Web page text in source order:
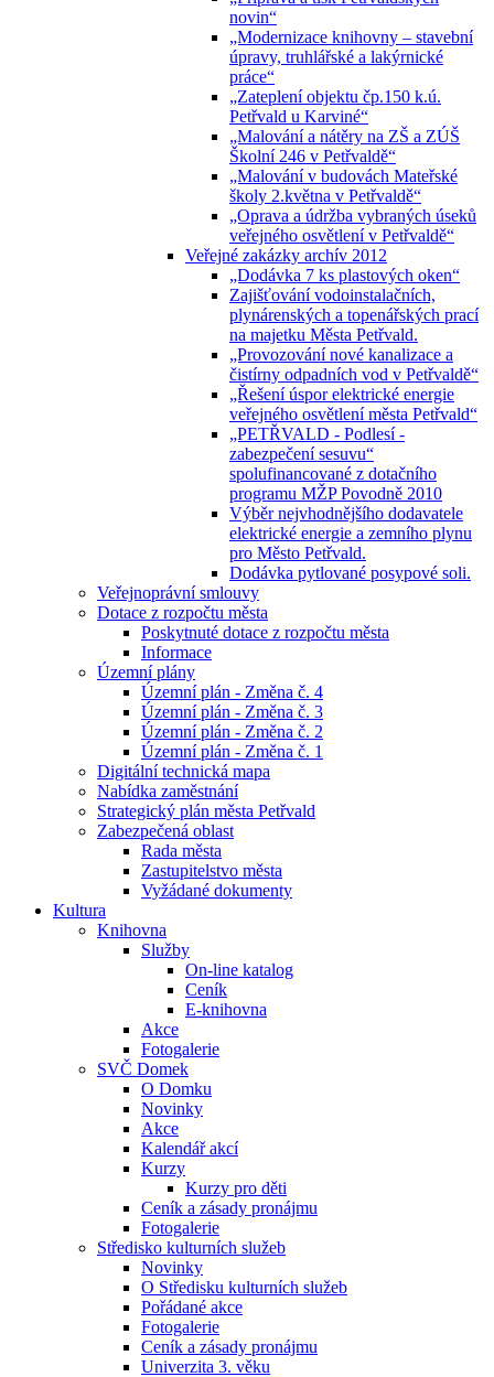
novin“
„Modernizace knihovny – stavební
úpravy, truhlářské a lakýrnické
práce“
„Zateplení objektu čp.150 k.ú.
Petřvald u Karviné“
„Malování a nátěry na ZŠ a ZÚŠ
Školní 246 v Petřvaldě“
„Malování v budovách Mateřské
školy 2.května v Petřvaldě“
„Oprava a údržba vybraných úseků
veřejného osvětlení v Petřvaldě“
Veřejné zakázky archív 2012
„Dodávka 7 ks plastových oken“
Zajišťování vodoinstalačních,
plynárenských a topenářských prací
na majetku Města Petřvald.
„Provozování nové kanalizace a
čistírny odpadních vod v Petřvaldě“
„Řešení úspor elektrické energie
veřejného osvětlení města Petřvald“
„PETŘVALD - Podlesí -
zabezpečení sesuvu“
spolufinancované z dotačního
programu MŽP Povodně 2010
Výběr nejvhodnějšího dodavatele
elektrické energie a zemního plynu
pro Město Petřvald.
Dodávka pytlované posypové soli.
Veřejnoprávní smlouvy
Dotace z rozpočtu města
Poskytnuté dotace z rozpočtu města
Informace
Územní plány
Územní plán - Změna č. 4
Územní plán - Změna č. 3
Územní plán - Změna č. 2
Územní plán - Změna č. 1
Digitální technická mapa
Nabídka zaměstnání
Strategický plán města Petřvald
Zabezpečená oblast
Rada města
Zastupitelstvo města
Vyžádané dokumenty
Kultura
Knihovna
Služby
On-line katalog
Ceník
E-knihovna
Akce
Fotogalerie
SVČ Domek
O Domku
Novinky
Akce
Kalendář akcí
Kurzy
Kurzy pro děti
Ceník a zásady pronájmu
Fotogalerie
Středisko kulturních služeb
Novinky
O Středisku kulturních služeb
Pořádané akce
Fotogalerie
Ceník a zásady pronájmu
Univerzita 3. věku